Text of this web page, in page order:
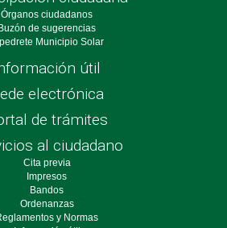
Órganos ciudadanos
Buzón de sugerencias
Municipio Solar
útil
electrónica
de trámites
al ciudadano
Cita previa
Impresos
Bandos
Ordenanzas
y Normas